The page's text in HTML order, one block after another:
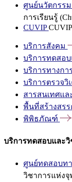
ศูนย์นวัตกรรม
การเรียนรู้
CUVIPCUVIP
บริการสังคม
บริการทดสอ
บริการทางกา
บริการตรวจ
สารสนเทศแล
พื้นที่สร้างสรร
พิพิธภัณฑ์
บริการทดสอบและวิ
ศูนย์ทดสอบท
วิชาการแห่งจุ